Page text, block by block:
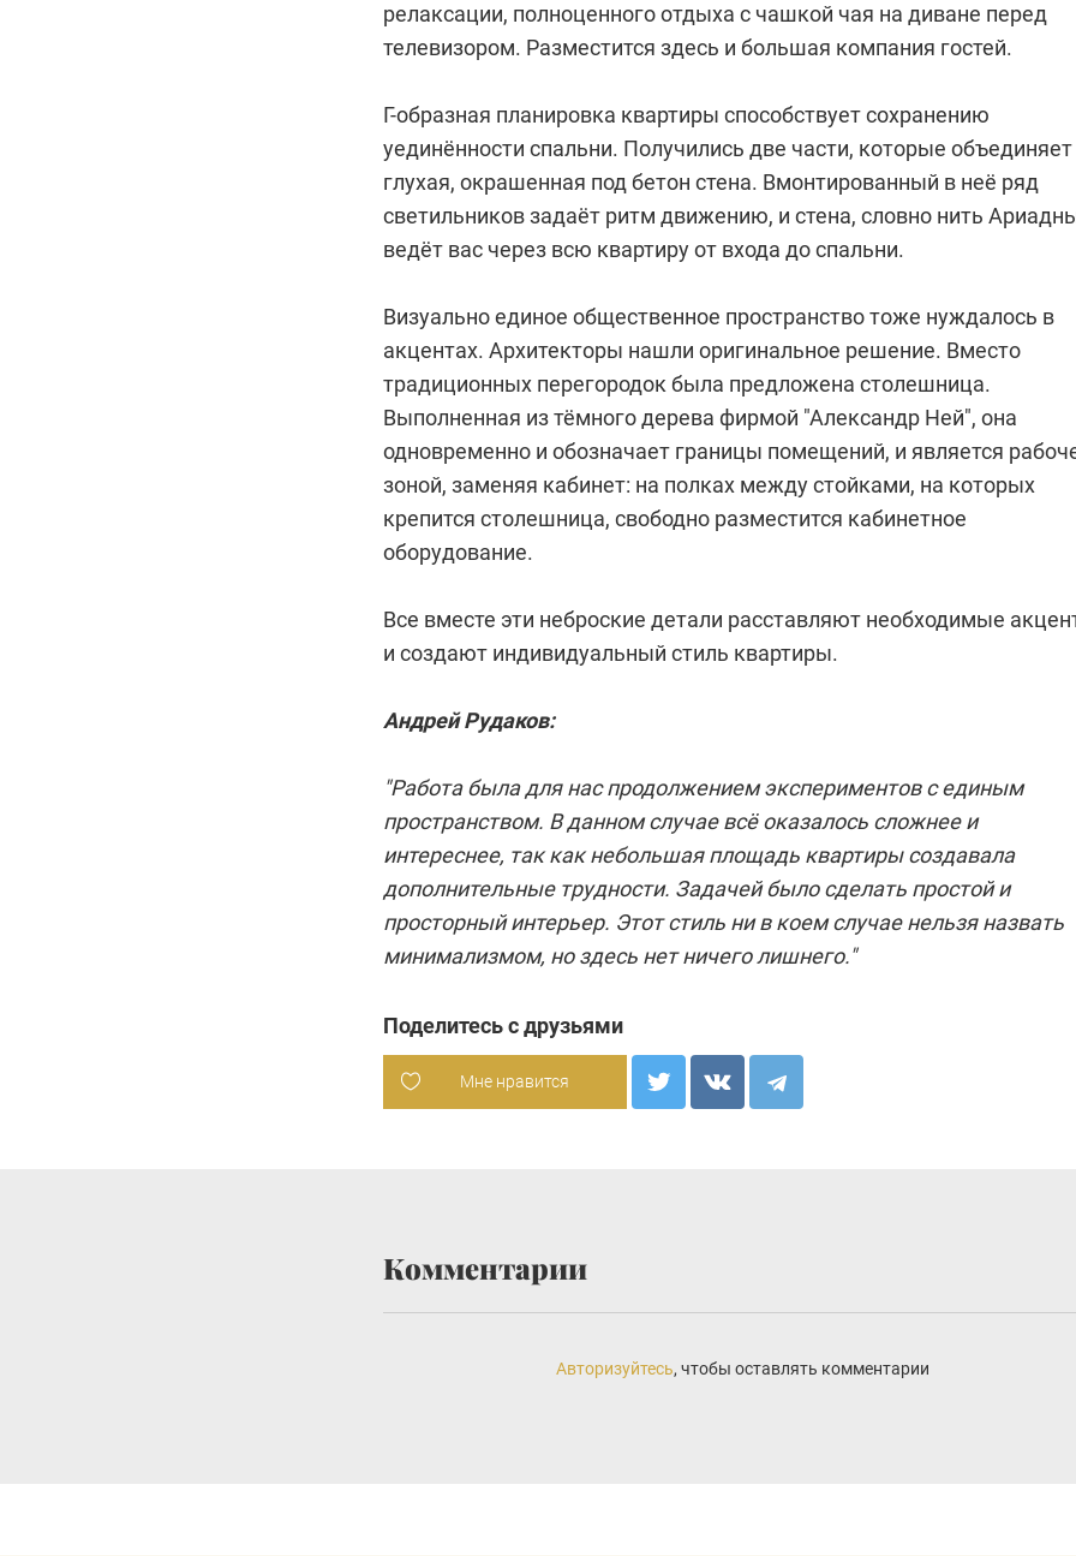
релаксации, полноценного отдыха с чашкой чая на диване перед
телевизором. Разместится здесь и большая компания гостей.
Г-образная планировка квартиры способствует сохранению
уединённости спальни. Получились две части, которые объединяет
глухая, окрашенная под бетон стена. Вмонтированный в неё ряд
светильников задаёт ритм движению, и стена, словно нить
ведёт вас через всю квартиру от входа до спальни.
Визуально единое общественное пространство тоже нуждалось в
акцентах. Архитекторы нашли оригинальное решение. Вместо
традиционных перегородок была предложена столешница.
Выполненная из тёмного дерева фирмой "Александр Ней", она
одновременно и обозначает границы помещений, и является
зоной, заменяя кабинет: на полках между стойками, на которых
крепится столешница, свободно разместится кабинетное
оборудование.
Все вместе эти неброские детали расставляют необходимые
и создают индивидуальный стиль квартиры.
Андрей Рудаков:
"Работа была для нас продолжением экспериментов с единым
пространством. В данном случае всё оказалось сложнее и
интереснее, так как небольшая площадь квартиры создавала
дополнительные трудности. Задачей было сделать простой и
просторный интерьер. Этот стиль ни в коем случае нельзя назвать
минимализмом, но здесь нет ничего лишнего."
Поделитесь с друзьями
Мне нравится
Комментарии
Авторизуйтесь, чтобы оставлять комментарии